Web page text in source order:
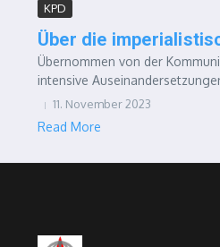
KPD
Über die
Übernommen von der
intensive
11. November 2023
Read More